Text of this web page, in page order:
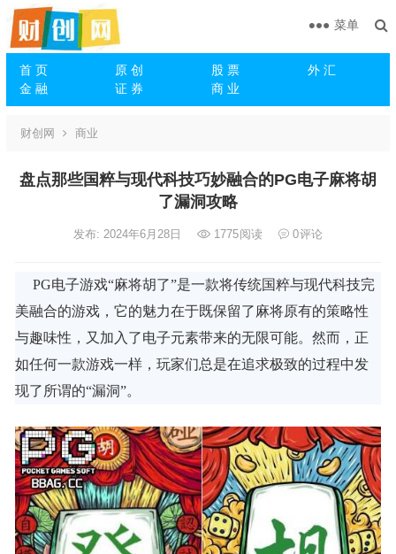
首 页 原 创 股 票
外 汇
金 融
证 券 商 业
菜单
财创网 商业
盘点那些国粹与现代科技巧妙融合的PG电子麻将胡
了漏洞攻略
发布: 2024年6月28日 1775阅读 0评论
PG电子游戏“麻将胡了”是一款将传统国粹与现代科技完
美融合的游戏，它的魅力在于既保留了麻将原有的策略性
与趣味性，又加入了电子元素带来的无限可能。然而，正
如任何一款游戏一样，玩家们总是在追求极致的过程中发
现了所谓的“漏洞”。